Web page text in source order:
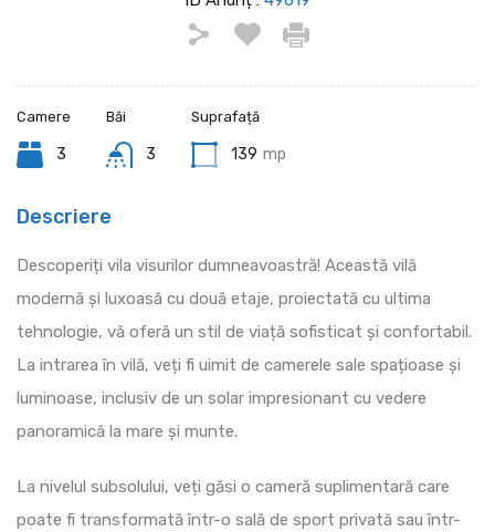
Camere
3
Băi
3
Suprafață
139 mp
Descriere
Descoperiți vila visurilor dumneavoastră! Această vilă
modernă și luxoasă cu două etaje, proiectată cu ultima
tehnologie, vă oferă un stil de viață sofisticat și confortabil.
La intrarea în vilă, veți fi uimit de camerele sale spațioase și
luminoase, inclusiv de un solar impresionant cu vedere
panoramică la mare și munte.
La nivelul subsolului, veți găsi o cameră suplimentară care
poate fi transformată într-o sală de sport privată sau într-